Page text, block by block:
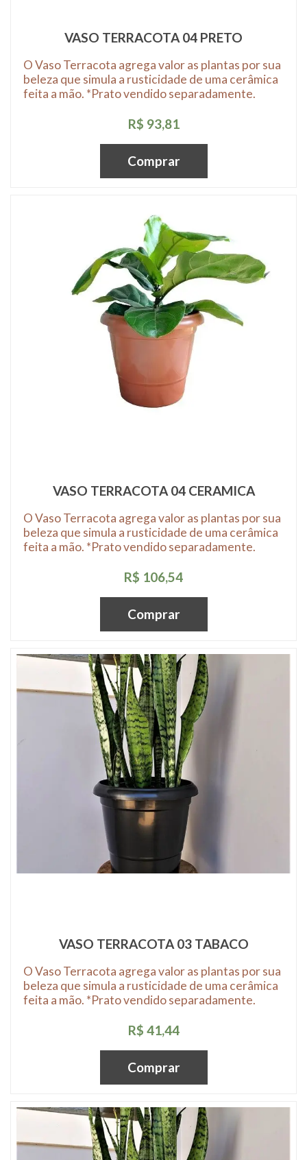
VASO TERRACOTA 04 PRETO
O Vaso Terracota agrega valor as plantas por sua
beleza que simula a rusticidade de uma cerâmica
feita a mão. *Prato vendido separadamente.
R$ 93,81
Comprar
VASO TERRACOTA 04 CERAMICA
O Vaso Terracota agrega valor as plantas por sua
beleza que simula a rusticidade de uma cerâmica
feita a mão. *Prato vendido separadamente.
R$ 106,54
Comprar
VASO TERRACOTA 03 TABACO
O Vaso Terracota agrega valor as plantas por sua
beleza que simula a rusticidade de uma cerâmica
feita a mão. *Prato vendido separadamente.
R$ 41,44
Comprar